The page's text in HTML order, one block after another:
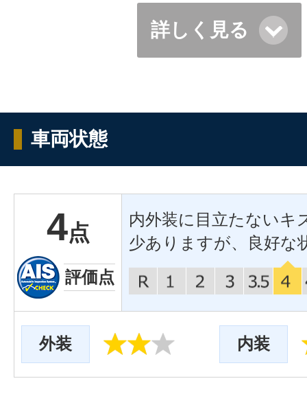
詳しく見る
車両状態
4点
評価点
内外装に目立たないキ
少ありますが、良好な
外装 内装